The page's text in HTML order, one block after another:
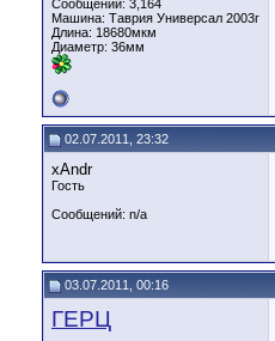
Сообщений: 3,164
Машина: Таврия Универсал 2003г
Длина: 18680мкм
Диаметр: 36мм
02.07.2011, 23:32
xAndr
Гость
Сообщений: n/a
03.07.2011, 00:16
ГЕРЦ